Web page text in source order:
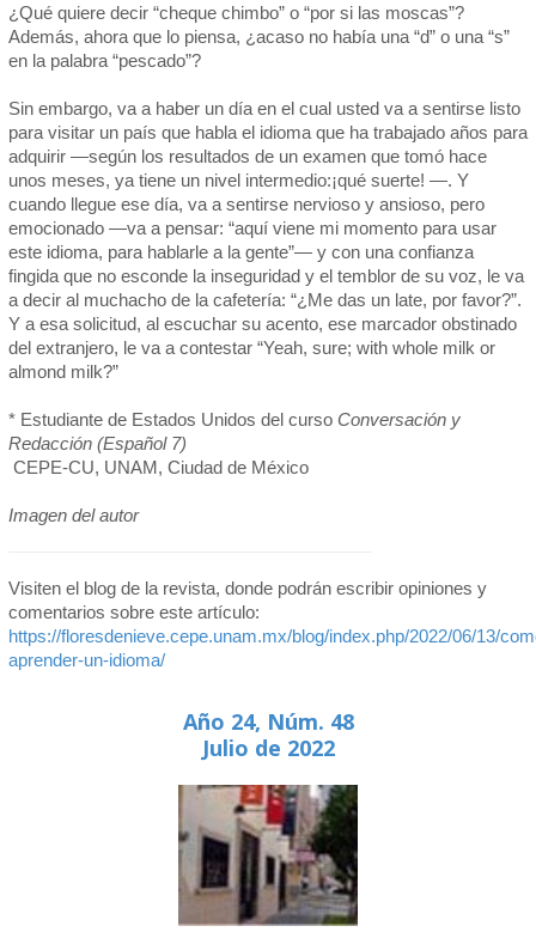
¿Qué quiere decir “cheque chimbo” o “por si las moscas”?
Además, ahora que lo piensa, ¿acaso no había una “d” o una “s”
en la palabra “pescado”?
Sin embargo, va a haber un día en el cual usted va a sentirse listo
para visitar un país que habla el idioma que ha trabajado años para
adquirir —según los resultados de un examen que tomó hace
unos meses, ya tiene un nivel intermedio:¡qué suerte! —. Y
cuando llegue ese día, va a sentirse nervioso y ansioso, pero
emocionado —va a pensar: “aquí viene mi momento para usar
este idioma, para hablarle a la gente”— y con una confianza
fingida que no esconde la inseguridad y el temblor de su voz, le va
a decir al muchacho de la cafetería: “¿Me das un late, por favor?”.
Y a esa solicitud, al escuchar su acento, ese marcador obstinado
del extranjero, le va a contestar “Yeah, sure; with whole milk or
almond milk?”
* Estudiante de Estados Unidos del curso Conversación y
Redacción (Español 7)
CEPE-CU, UNAM, Ciudad de México
Imagen del autor
Visiten el blog de la revista, donde podrán escribir opiniones y
comentarios sobre este artículo:
https://floresdenieve.cepe.unam.mx/blog/index.php/2022/06/13/
aprender-un-idioma/
Año 24, Núm. 48
Julio de 2022